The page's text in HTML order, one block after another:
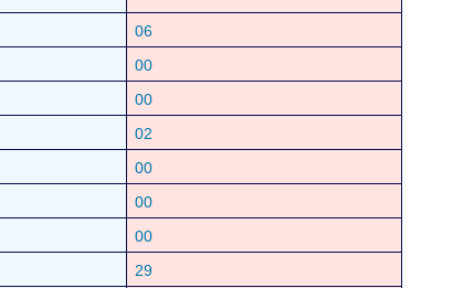
06
00
00
02
00
00
00
29